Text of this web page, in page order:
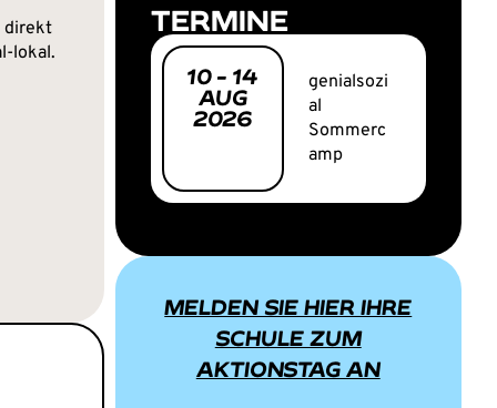
direkt
lokal.
TERMINE
10 - 14
AUG
2026
genialsozi
al
Sommerc
amp
MELDEN SIE HIER IHRE
SCHULE ZUM
AKTIONSTAG AN